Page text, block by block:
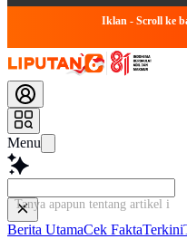
Iklan - Scroll ke
Menu
Tanya apapun tentang artikel ini...
Berita UtamaCek FaktaTerkini